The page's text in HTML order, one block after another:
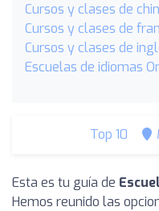
Cursos y clases de
Cursos y clases de
Cursos y clases de
Escuelas de idiomas
Top 10
Esta es tu guía de
Hemos reunido las